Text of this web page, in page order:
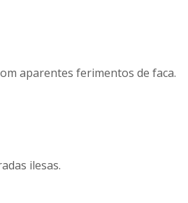
aparentes ferimentos de faca.
ilesas.